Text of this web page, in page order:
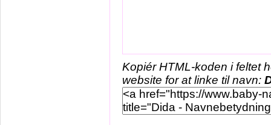
Kopiér HTML-koden i feltet
website for at linke til navn: